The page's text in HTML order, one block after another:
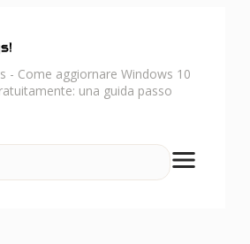
- Come aggiornare Windows 10
una guida passo